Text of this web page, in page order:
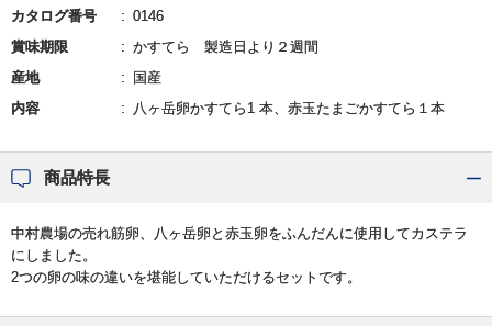
カタログ番号
0146
賞味期限
かすてら 製造日より２週間
産地
国産
内容
八ヶ岳卵かすてら1 本、赤玉たまごかすてら１本
商品特長
中村農場の売れ筋卵、八ヶ岳卵と赤玉卵をふんだんに使用してカステラ
にしました。
2つの卵の味の違いを堪能していただけるセットです。